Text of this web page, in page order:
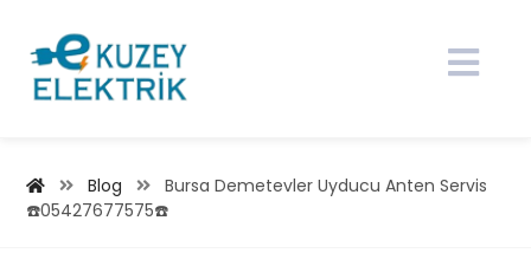
Blog
Bursa Demetevler Uyducu Anten Servis
☎️05427677575☎️